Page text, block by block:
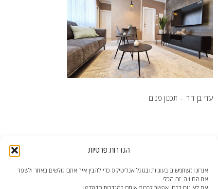
הגדרות פרטיות
אנחנו משתמשים בעוגיות ובגוגל אנליטיקס כדי להבין איך אתם גולשים באתר ולשפר
את החוויה. זה הכל!
עדי בן דוד – תכנון פנים
end2end.co.il | תכנון ועיצוב עד הפרט האחרון.
AccessPress Lite